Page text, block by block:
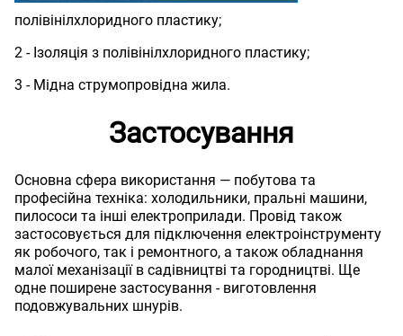
полівінілхлоридного пластику;
2 - Ізоляція з полівінілхлоридного пластику;
3 - Мідна струмопровідна жила.
Застосування
Основна сфера використання — побутова та
професійна техніка: холодильники, пральні машини,
пилососи та інші електроприлади. Провід також
застосовується для підключення електроінструменту
як робочого, так і ремонтного, а також обладнання
малої механізації в садівництві та городництві. Ще
одне поширене застосування - виготовлення
подовжувальних шнурів.